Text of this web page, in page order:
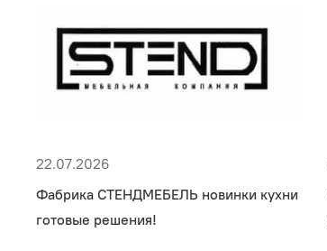
22.07.2026
Фабрика СТЕНДМЕБЕЛЬ новинки кухни
готовые решения!